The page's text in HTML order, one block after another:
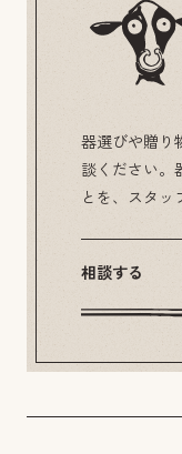
器選びや贈り
談ください。
とを、スタッ
相談する